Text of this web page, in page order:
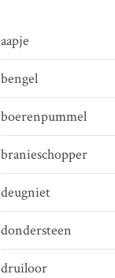
aapje
bengel
boerenpummel
branieschopper
deugniet
dondersteen
druiloor